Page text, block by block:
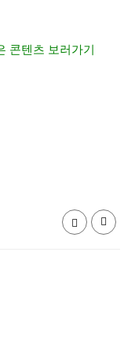
콘텐츠 보러가기